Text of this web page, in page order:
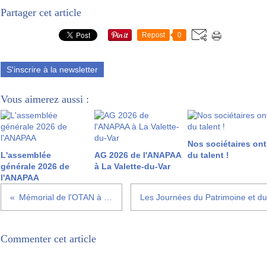
Partager cet article
Repost 0
S'inscrire à la newsletter
Vous aimerez aussi :
L'assemblée
générale 2026 de
l'ANAPAA
AG 2026 de l'ANAPAA
à La Valette-du-Var
Nos sociétaires ont
du talent !
Commenter cet article